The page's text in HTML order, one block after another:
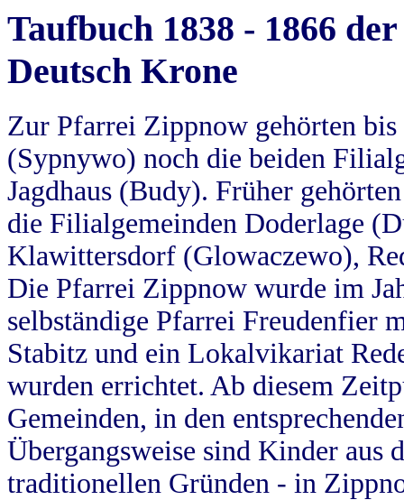
Taufbuch 1838 - 1866
Deutsch Krone
Zur Pfarrei Zippnow gehörten
(Sypnywo) noch die beiden
Jagdhaus (Budy). Früher
die Filialgemeinden Doderlage
Klawittersdorf (Glowaczewo),
Die Pfarrei Zippnow wurde im
selbständige Pfarrei Freudenfier
Stabitz und ein Lokalvikariat
wurden errichtet. Ab diesem
Gemeinden, in den
Übergangsweise sind Kinder aus
traditionellen Gründen - in